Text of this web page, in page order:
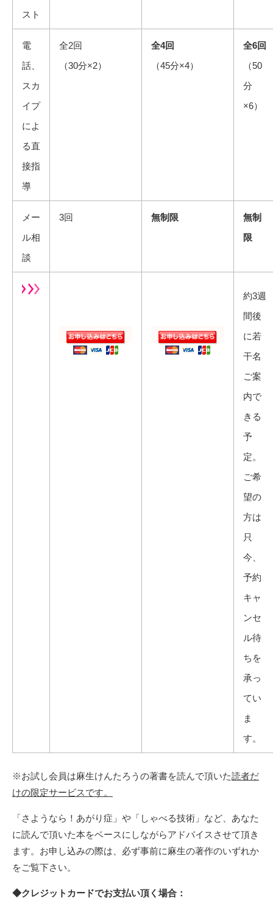
スト
電
話、
スカ
イプ
によ
る直
接指
導
全2回
（30分×2）
全4回
（45分×4）
全6回
（50
分
×6）
メー
ル相
談
3回 無制限
無制
限
約3週
間後
に若
干名
ご案
内で
きる
予
定。
ご希
望の
方は
只
今、
予約
キャ
ンセ
ル待
ちを
承っ
てい
ま
す。
※お試し会員は麻生けんたろうの著書を読んで頂いた読者だ
けの限定サービスです。
「さようなら！あがり症」や「しゃべる技術」など、あなた
に読んで頂いた本をベースにしながらアドバイスさせて頂き
ます。お申し込みの際は、必ず事前に麻生の著作のいずれか
をご覧下さい。
◆クレジットカードでお支払い頂く場合：